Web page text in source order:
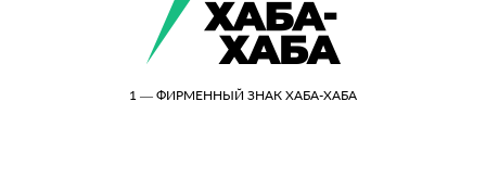
1 — ФИРМЕННЫЙ ЗНАК ХАБА-ХАБА